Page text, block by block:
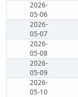
2026-
05-06
2026-
05-07
2026-
05-08
2026-
05-09
2026-
05-10